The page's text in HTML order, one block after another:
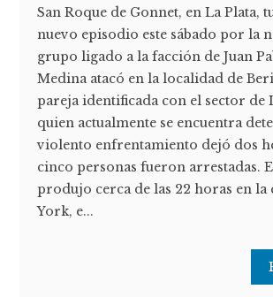
San Roque de Gonnet, en La Plata,
nuevo episodio este sábado por la
grupo ligado a la facción de Juan
Medina atacó en la localidad de
pareja identificada con el sector de
quien actualmente se encuentra
violento enfrentamiento dejó dos
cinco personas fueron arrestadas.
produjo cerca de las 22 horas en la
York, e...